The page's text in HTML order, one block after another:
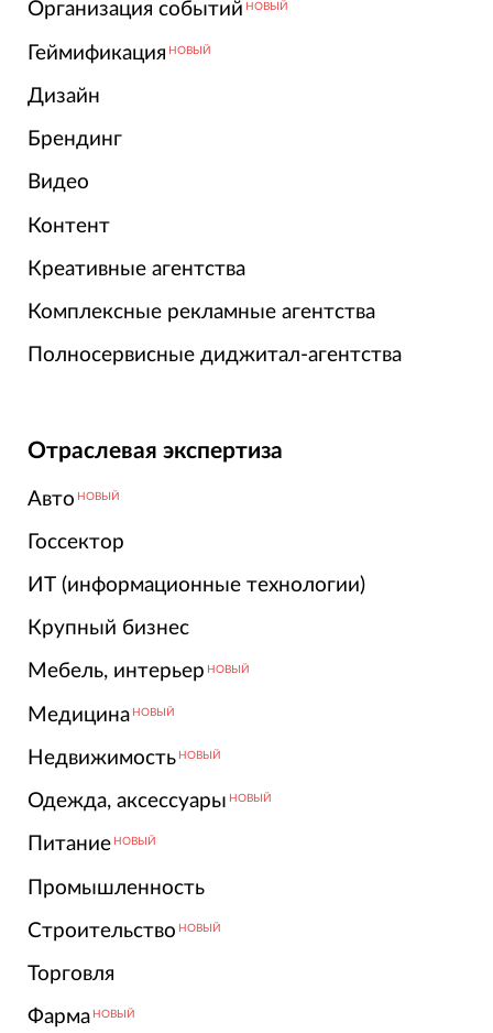
Организация событий НОВЫЙ
Геймификация НОВЫЙ
Дизайн
Брендинг
Видео
Контент
Креативные агентства
Комплексные рекламные агентства
Полносервисные диджитал-агентства
Отраслевая экспертиза
Авто НОВЫЙ
Госсектор
ИТ (информационные технологии)
Крупный бизнес
Мебель, интерьер НОВЫЙ
Медицина НОВЫЙ
Недвижимость НОВЫЙ
Одежда, аксессуары НОВЫЙ
Питание НОВЫЙ
Промышленность
Строительство НОВЫЙ
Торговля
Фарма НОВЫЙ